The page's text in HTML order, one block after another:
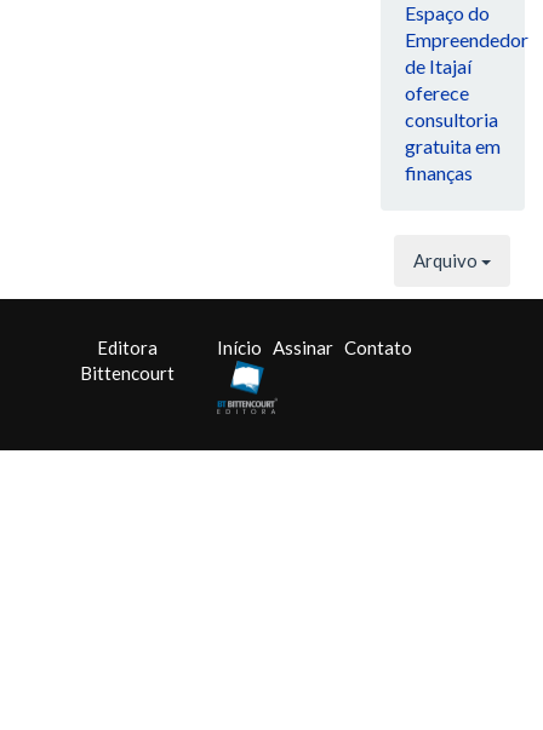
Espaço do
Empreendedor
de Itajaí
oferece
consultoria
gratuita em
finanças
Arquivo
Editora
Bittencourt
Início Assinar Contato